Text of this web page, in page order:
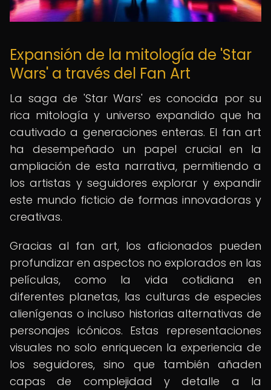
Expansión de la mitología de 'Star
Wars' a través del Fan Art
La saga de 'Star Wars' es conocida por su
rica mitología y universo expandido que ha
cautivado a generaciones enteras. El fan art
ha desempeñado un papel crucial en la
ampliación de esta narrativa, permitiendo a
los artistas y seguidores explorar y expandir
este mundo ficticio de formas innovadoras y
creativas.
Gracias al fan art, los aficionados pueden
profundizar en aspectos no explorados en las
películas, como la vida cotidiana en
diferentes planetas, las culturas de especies
alienígenas o incluso historias alternativas de
personajes icónicos. Estas representaciones
visuales no solo enriquecen la experiencia de
los seguidores, sino que también añaden
capas de complejidad y detalle a la